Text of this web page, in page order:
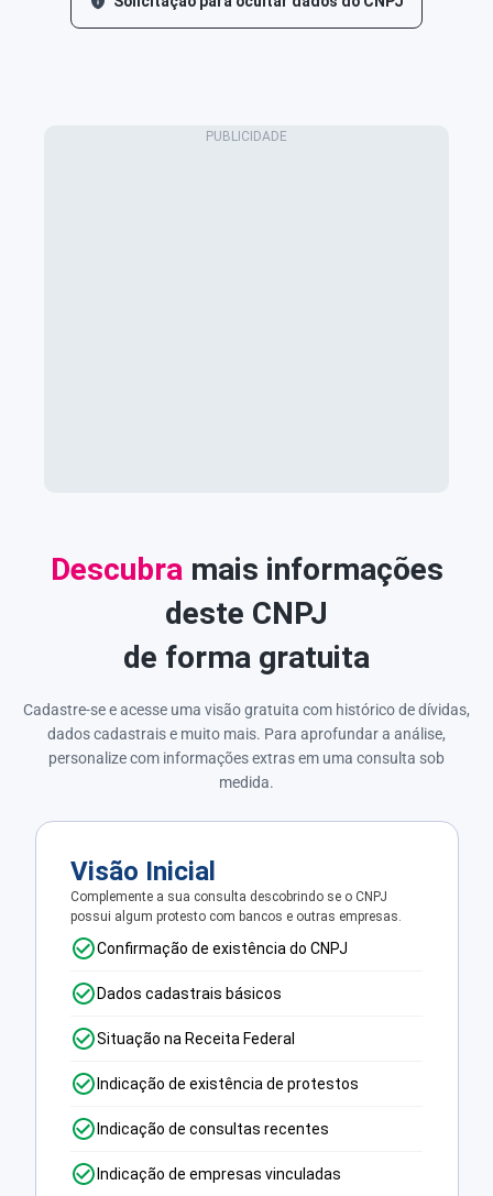
Descubra mais informações
deste CNPJ
de forma gratuita
Cadastre-se e acesse uma visão gratuita com histórico de dívidas,
dados cadastrais e muito mais. Para aprofundar a análise,
personalize com informações extras em uma consulta sob
medida.
Visão Inicial
Complemente a sua consulta descobrindo se o CNPJ
possui algum protesto com bancos e outras empresas.
Confirmação de existência do CNPJ
Dados cadastrais básicos
Situação na Receita Federal
Indicação de existência de protestos
Indicação de consultas recentes
Indicação de empresas vinculadas